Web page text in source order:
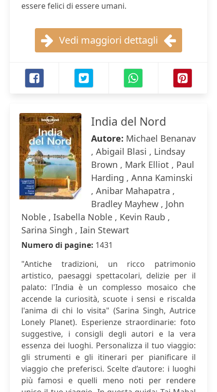
essere felici di essere umani.
Vedi maggiori dettagli
India del Nord
Autore: Michael Benanav
, Abigail Blasi , Lindsay
Brown , Mark Elliot , Paul
Harding , Anna Kaminski
, Anibar Mahapatra ,
Bradley Mayhew , John
Noble , Isabella Noble , Kevin Raub ,
Sarina Singh , Iain Stewart
Numero di pagine: 1431
"Antiche tradizioni, un ricco patrimonio
artistico, paesaggi spettacolari, delizie per il
palato: l'India è un complesso mosaico che
accende la curiosità, scuote i sensi e riscalda
l'anima di chi lo visita" (Sarina Singh, Autrice
Lonely Planet). Esperienze straordinarie: foto
suggestive, i consigli degli autori e la vera
essenza dei luoghi. Personalizza il tuo viaggio:
gli strumenti e gli itinerari per pianificare il
viaggio che preferisci. Scelte d’autore: i luoghi
più famosi e quelli meno noti per rendere